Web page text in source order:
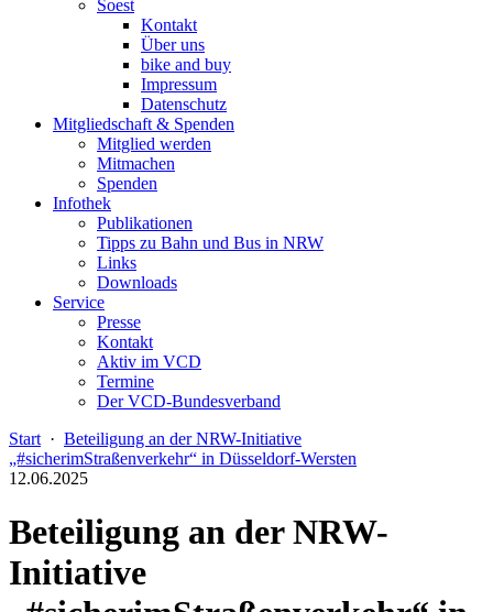
Soest
Kontakt
Über uns
bike and buy
Impressum
Datenschutz
Mitgliedschaft & Spenden
Mitglied werden
Mitmachen
Spenden
Infothek
Publikationen
Tipps zu Bahn und Bus in NRW
Links
Downloads
Service
Presse
Kontakt
Aktiv im VCD
Termine
Der VCD-Bundesverband
Start · Beteiligung an der NRW-Initiative
„#sicherimStraßenverkehr“ in Düsseldorf-Wersten
12.06.2025
Beteiligung an der NRW-
Initiative